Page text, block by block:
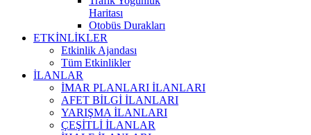
Haritası
Otobüs Durakları
ETKİNLİKLER
Etkinlik Ajandası
Tüm Etkinlikler
İLANLAR
İMAR PLANLARI İLANLARI
AFET BİLGİ İLANLARI
YARIŞMA İLANLARI
ÇEŞİTLİ İLANLAR